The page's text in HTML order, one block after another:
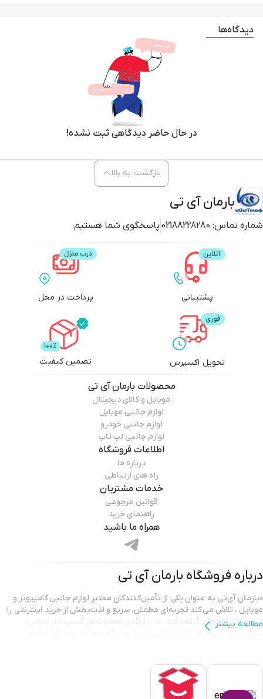
دیدگاه‌ها
در حال حاضر دیدگاهی ثبت نشده!
بارمان آی تی
شماره تماس: 02188228280 پاسخگوی شما هستیم
بازگشت به بالا
پشتیبانی پرداخت در محل
تحویل اکسپرس تضمین کیفیت
محصولات بارمان آی تی
موبایل و کالای دیجیتال
لوازم جانبی موبایل
لوازم جانبی خودرو
لوازم جانبی لپ تاپ
اطلاعات فروشگاه
درباره ما
راه های ارتباطی
خدمات مشتریان
قوانین مرجوعی
راهنمای خرید
همراه ما باشید
درباره فروشگاه بارمان آی تی
«بارمان آی‌تی به عنوان یکی از تأمین‌کنندگان معتبر لوازم جانبی کامپیوتر و
موبایل ، تلاش می‌کند تجربه‌ای مطمئن، سریع و لذت‌بخش از خرید اینترنتی را
برای مشتریان خود فراهم کند. ما با ارائه‌ی مجموعه‌ای گسترده از ماوس،
کیبورد، هدست، پاوربانک، کابل شارژ ،و انواع گجت‌های دیجیتال، همراه
تمامی محصولات ارائه شده در بارمان آی‌تی دارای اصالت و گارانتی معتبر
هستند تا مشتریان با اطمینان کامل خرید کنند. تیم پشتیبانی ما نیز همیشه
آماده‌ی پاسخگویی و راهنمایی است تا شما بهترین انتخاب را متناسب با نیاز
مطالعه بیشتر